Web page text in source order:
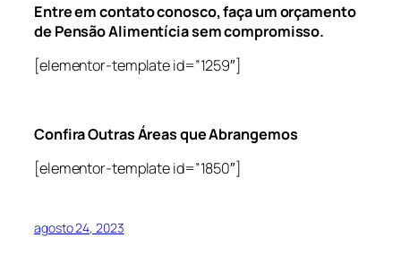
Entre em contato conosco, faça um orçamento
de Pensão Alimentícia sem compromisso.
[elementor-template id=”1259″]
Confira Outras Áreas que Abrangemos
[elementor-template id=”1850″]
agosto 24, 2023